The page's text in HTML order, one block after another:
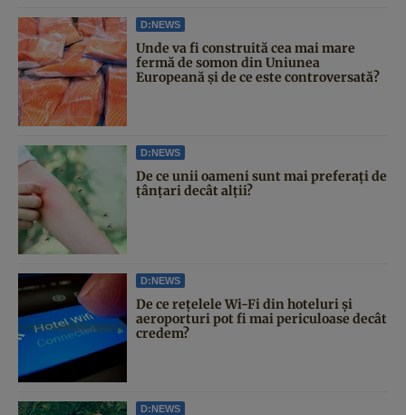
D:NEWS
Unde va fi construită cea mai mare
fermă de somon din Uniunea
Europeană și de ce este controversată?
D:NEWS
De ce unii oameni sunt mai preferați de
țânțari decât alții?
D:NEWS
De ce rețelele Wi-Fi din hoteluri și
aeroporturi pot fi mai periculoase decât
credem?
D:NEWS